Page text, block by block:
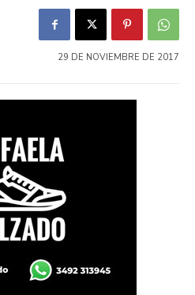
29 DE NOVIEMBRE DE 2017